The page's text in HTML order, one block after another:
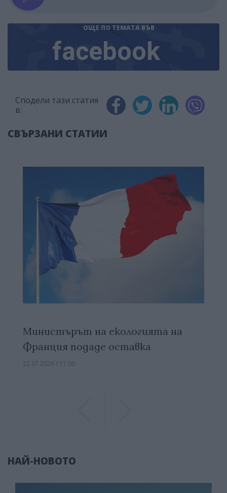
ОЩЕ ПО ТЕМАТА ВЪВ
facebook
Сподели тази статия
в:
СВЪРЗАНИ СТАТИИ
Министърът на екологията на
Франция подаде оставка
22.07.2026 / 11:00
НАЙ-НОВОТО